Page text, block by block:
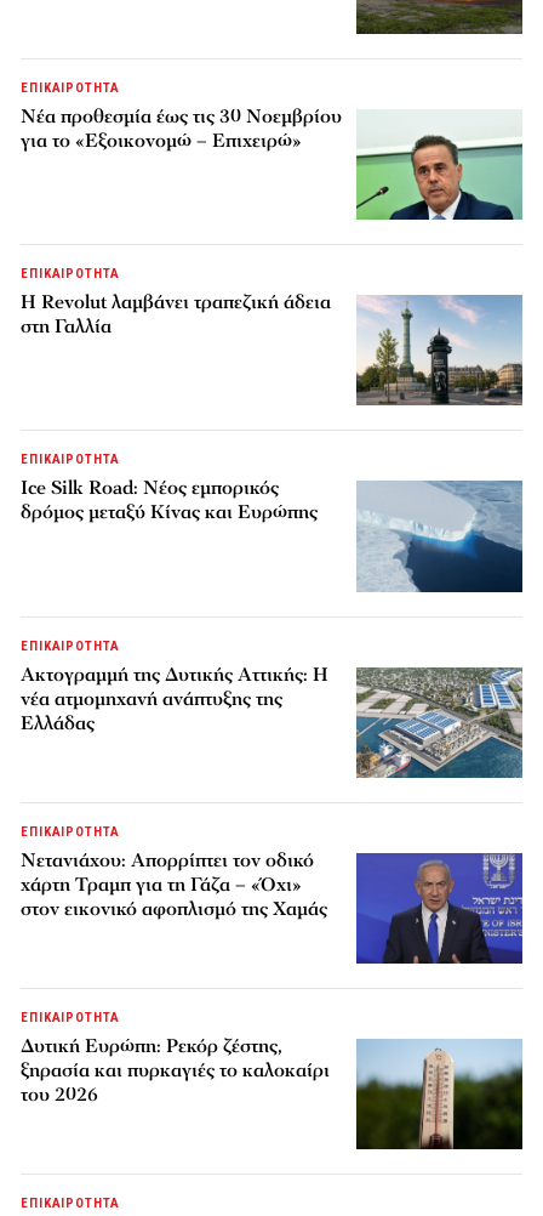
ΕΠΙΚΑΙΡΟΤΗΤΑ
Νέα προθεσμία έως τις 30 Νοεμβρίου
για το «Εξοικονομώ – Επιχειρώ»
ΕΠΙΚΑΙΡΟΤΗΤΑ
Η Revolut λαμβάνει τραπεζική άδεια
στη Γαλλία
ΕΠΙΚΑΙΡΟΤΗΤΑ
Ice Silk Road: Nέος εμπορικός
δρόμος μεταξύ Κίνας και Ευρώπης
ΕΠΙΚΑΙΡΟΤΗΤΑ
Ακτογραμμή της Δυτικής Αττικής: Η
νέα ατμομηχανή ανάπτυξης της
Ελλάδας
ΕΠΙΚΑΙΡΟΤΗΤΑ
Νετανιάχου: Απορρίπτει τον οδικό
χάρτη Τραμπ για τη Γάζα – «Όχι»
στον εικονικό αφοπλισμό της Χαμάς
ΕΠΙΚΑΙΡΟΤΗΤΑ
Δυτική Ευρώπη: Ρεκόρ ζέστης,
ξηρασία και πυρκαγιές το καλοκαίρι
του 2026
ΕΠΙΚΑΙΡΟΤΗΤΑ